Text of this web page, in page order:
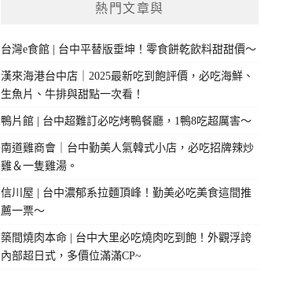
熱門文章與
台灣e食館 | 台中平替版垂坤！零食餅乾飲料甜甜價～
漢來海港台中店｜2025最新吃到飽評價，必吃海鮮、
生魚片、牛排與甜點一次看！
鴨片館 | 台中超難訂必吃烤鴨餐廳，1鴨8吃超厲害～
南道雞商會｜台中勤美人氣韓式小店，必吃招牌辣炒
雞＆一隻雞湯。
信川屋 | 台中濃郁系拉麵頂峰！勤美必吃美食這間推
薦一票～
築間燒肉本命 | 台中大里必吃燒肉吃到飽！外觀浮誇
內部超日式，多價位滿滿CP~